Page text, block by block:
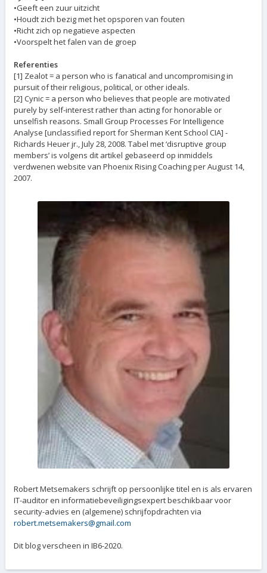
•Geeft een zuur uitzicht
•Houdt zich bezig met het opsporen van fouten
•Richt zich op negatieve aspecten
•Voorspelt het falen van de groep
Referenties
[1] Zealot = a person who is fanatical and uncompromising in
pursuit of their religious, political, or other ideals.
[2] Cynic = a person who believes that people are motivated
purely by self-interest rather than acting for honorable or
unselfish reasons. Small Group Processes For Intelligence
Analyse [unclassified report for Sherman Kent School CIA] -
Richards Heuer jr., July 28, 2008. Tabel met ‘disruptive group
members’ is volgens dit artikel gebaseerd op inmiddels
verdwenen website van Phoenix Rising Coaching per August 14,
2007.
Robert Metsemakers schrijft op persoonlijke titel en is als ervaren
IT-auditor en informatiebeveiligingsexpert beschikbaar voor
security-advies en (algemene) schrijfopdrachten via
robert.metsemakers@gmail.com
Dit blog verscheen in IB6-2020.